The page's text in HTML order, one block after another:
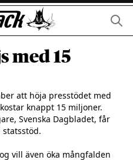
med 15
att höja presstödet med
knappt 15 miljoner.
Svenska Dagbladet, får